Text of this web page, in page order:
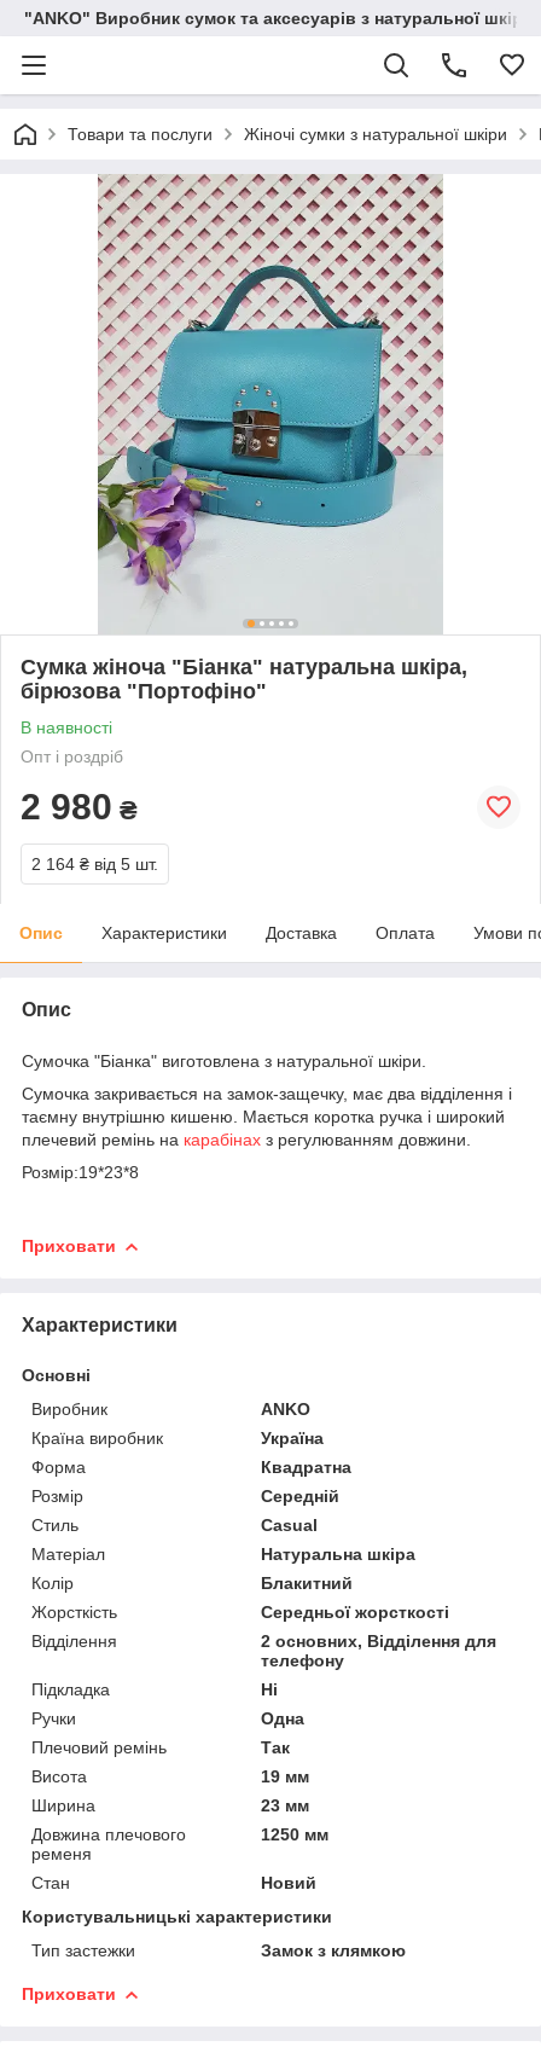
"ANKO" Виробник сумок та аксесуарів з натуральної шкіри.
Товари та послуги Жіночі сумки з натуральної шкіри
Сумка жіноча "Біанка" натуральна шкіра,
бірюзова "Портофіно"
В наявності
Опт і роздріб
2 980 ₴
2 164 ₴ від 5 шт.
Опис Характеристики Доставка Оплата Умови
Опис
Сумочка "Біанка" виготовлена з натуральної шкіри.
Сумочка закривається на замок-защечку, має два відділення і
таємну внутрішню кишеню. Мається коротка ручка і широкий
плечевий ремінь на карабінах з регулюванням довжини.
Розмір:19*23*8
Приховати
Характеристики
Основні
Виробник
ANKO
Країна виробник
Україна
Форма
Квадратна
Розмір
Середній
Стиль
Casual
Матеріал
Натуральна шкіра
Колір
Блакитний
Жорсткість
Середньої жорсткості
Відділення
2 основних, Відділення для
телефону
Підкладка
Ні
Ручки
Одна
Плечовий ремінь
Так
Висота
19 мм
Ширина
23 мм
Довжина плечового
ременя
1250 мм
Стан
Новий
Користувальницькі характеристики
Тип застежки
Замок з клямкою
Приховати